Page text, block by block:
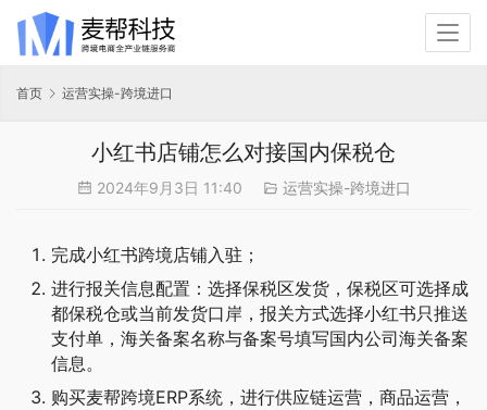
首页 运营实操-跨境进口
小红书店铺怎么对接国内保税仓
2024年9月3日 11:40 运营实操-跨境进口
完成小红书跨境店铺入驻；
进行报关信息配置：选择保税区发货，保税区可选择成
都保税仓或当前发货口岸，报关方式选择小红书只推送
支付单，海关备案名称与备案号填写国内公司海关备案
信息。
购买麦帮跨境ERP系统，进行供应链运营，商品运营，